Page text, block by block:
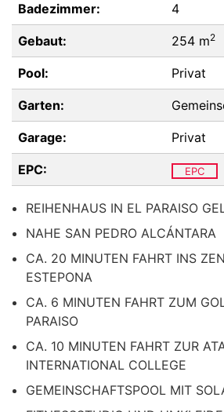
Badezimmer: 4
Gebaut: 254 m2
Pool: Privat
Garten:
Garage: Privat
EPC: EPC
REIHENHAUS IN EL PARAISO
NAHE SAN PEDRO ALCÁNTARA
CA. 20 MINUTEN FAHRT INS
ESTEPONA
CA. 6 MINUTEN FAHRT ZUM
PARAISO
CA. 10 MINUTEN FAHRT ZUR
INTERNATIONAL COLLEGE
GEMEINSCHAFTSPOOL MIT